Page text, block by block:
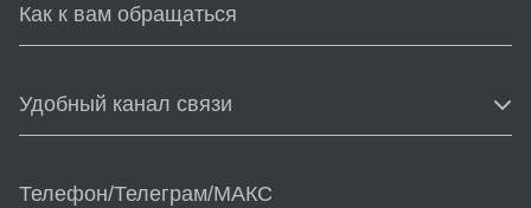
Удобный канал связи